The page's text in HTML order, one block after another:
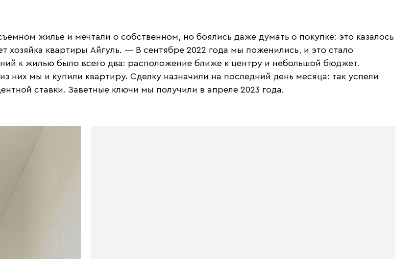
жилье и мечтали о собственном, но боялись даже думать о покупке: это казалось
квартиры Айгуль. — В сентябре 2022 года мы поженились, и это стало
к жилью было всего два: расположение ближе к центру и небольшой бюджет.
мы и купили квартиру. Сделку назначили на последний день месяца: так успели
ставки. Заветные ключи мы получили в апреле 2023 года.